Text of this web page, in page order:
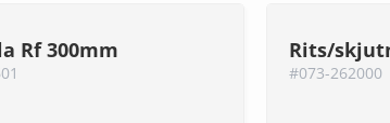
Rf 300mm
#073-262000